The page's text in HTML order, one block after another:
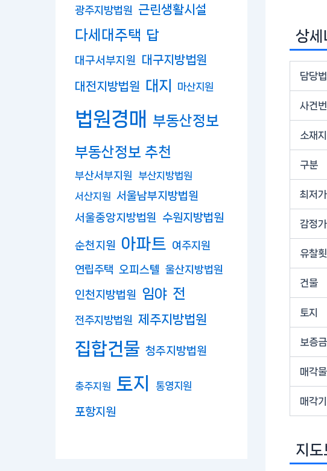
광주지방법원 근린생활시설
다세대주택 답
대구서부지원 대구지방법원
대전지방법원 대지 마산지원
법원경매
부동산정보
부동산정보 추천
부산서부지원
부산지방법원
서산지원 서울남부지방법원
서울중앙지방법원 수원지방법원
순천지원 아파트 여주지원
연립주택 오피스텔 울산지방법원
인천지방법원 임야 전
전주지방법원 제주지방법원
집합건물 청주지방법원
충주지원 토지 통영지원
포항지원
상세
담당
사건
소재지
구분
최저가
감정가
유찰
건물
토지
보증금
매각
매각
지도